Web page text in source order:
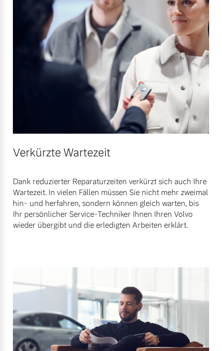
Verkürzte Wartezeit
Dank reduzierter Reparaturzeiten verkürzt sich auch Ihre
Wartezeit. In vielen Fällen müssen Sie nicht mehr zweimal
hin- und herfahren, sondern können gleich warten, bis
Ihr persönlicher Service-Techniker Ihnen Ihren Volvo
wieder übergibt und die erledigten Arbeiten erklärt.